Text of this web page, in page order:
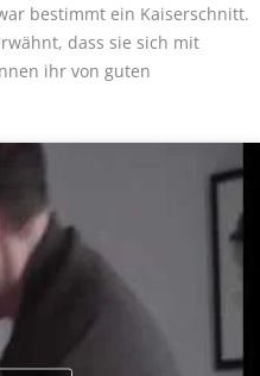
bestimmt ein Kaiserschnitt.
dass sie sich mit
ihr von guten